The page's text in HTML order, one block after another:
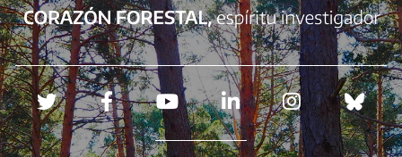
Redes sociales